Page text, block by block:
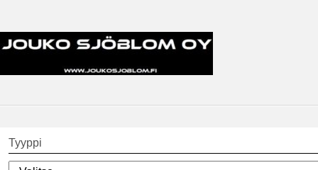
Tyyppi